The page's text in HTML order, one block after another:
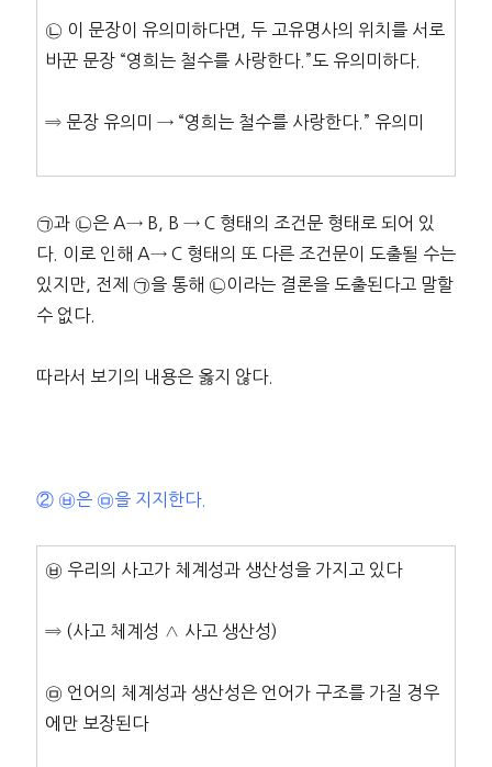
㉡ 이 문장이 유의미하다면, 두 고유명사의 위치를 서로
바꾼 문장 “영희는 철수를 사랑한다.”도 유의미하다.
⇒ 문장 유의미 → “영희는 철수를 사랑한다.” 유의미
㉠과 ㉡은 A→ B, B → C 형태의 조건문 형태로 되어 있
다. 이로 인해 A→ C 형태의 또 다른 조건문이 도출될 수는
있지만, 전제 ㉠을 통해 ㉡이라는 결론을 도출된다고 말할
수 없다.
따라서 보기의 내용은 옳지 않다.
② ㉥은 ㉤을 지지한다.
㉥ 우리의 사고가 체계성과 생산성을 가지고 있다
⇒ (사고 체계성 ∧ 사고 생산성)
㉤ 언어의 체계성과 생산성은 언어가 구조를 가질 경우
에만 보장된다